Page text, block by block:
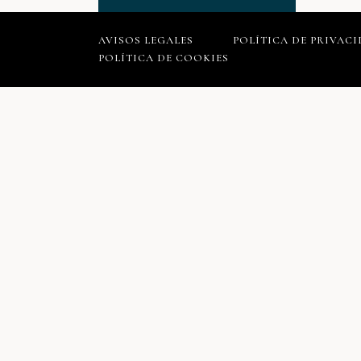
AVISOS LEGALES
POLÍTICA DE
POLÍTICA DE COOKIES